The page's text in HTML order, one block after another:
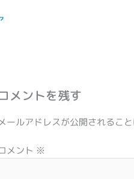
コメントを残す
ールアドレスが公開されること
メント ※